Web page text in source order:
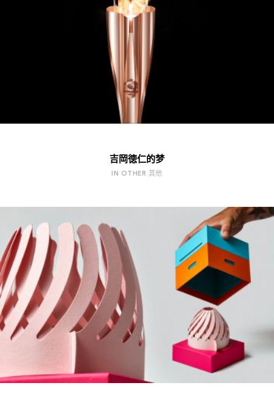
吉岡徳仁的梦
IN OTHER 其他